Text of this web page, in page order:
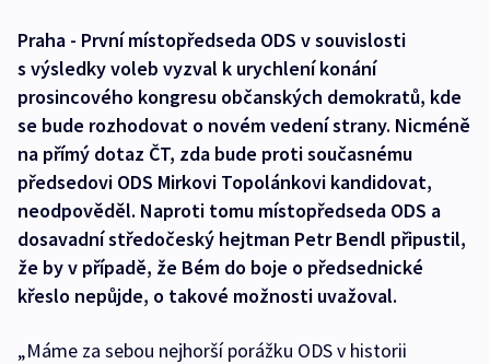
Praha - První místopředseda ODS v souvislosti
s výsledky voleb vyzval k urychlení konání
prosincového kongresu občanských demokratů, kde
se bude rozhodovat o novém vedení strany. Nicméně
na přímý dotaz ČT, zda bude proti současnému
předsedovi ODS Mirkovi Topolánkovi kandidovat,
neodpověděl. Naproti tomu místopředseda ODS a
dosavadní středočeský hejtman Petr Bendl připustil,
že by v případě, že Bém do boje o předsednické
křeslo nepůjde, o takové možnosti uvažoval.
„Máme za sebou nejhorší porážku ODS v historii